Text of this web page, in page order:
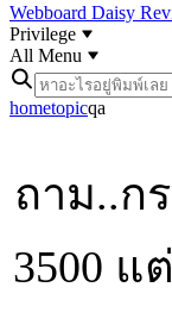
Webboard Daisy
Privilege
All Menu
hometopicqa
ถาม..ก
3500 แ